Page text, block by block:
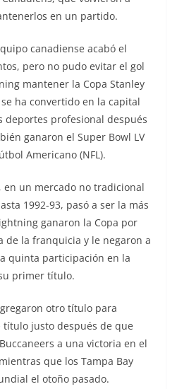
en un partido.
canadiense acabó el
pero no pudo evitar el gol
mantener la Copa Stanley
ha convertido en la capital
deportes profesional después
ganaron el Super Bowl LV
Americano (NFL).
en un mercado no tradicional
1992-93, pasó a ser la más
ganaron la Copa por
de la franquicia y le negaron a
quinta participación en la
primer título.
otro título para
título justo después de que
a una victoria en el
que los Tampa Bay
el otoño pasado.